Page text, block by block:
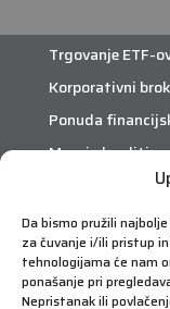
Da bismo pružili
za čuvanje i/ili pristup
tehnologijama će nam
ponašanje pri
Nepristanak ili
Trgovanje ETF-
Korporativni
Ponuda
Margin krediti
eTrade
Što je eTrade?